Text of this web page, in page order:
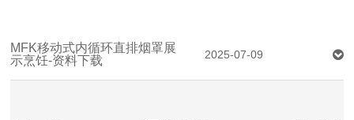
MFK移动式内循环直排烟罩展
示烹饪-资料下载
2025-07-09